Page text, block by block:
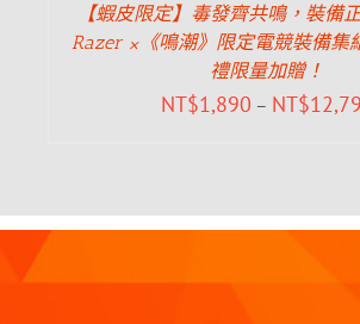
【蝦皮限定】毒發齊共鳴，裝備
Razer ×《鳴潮》限定電競裝備集
禮限量加贈！
NT$1,890 – NT$